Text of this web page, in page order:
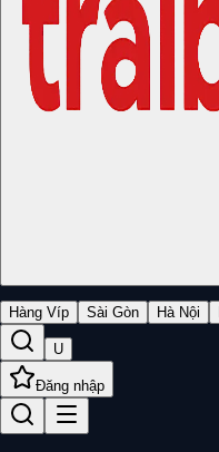
Hàng Víp Sài Gòn Hà Nội
U
Đăng nhập